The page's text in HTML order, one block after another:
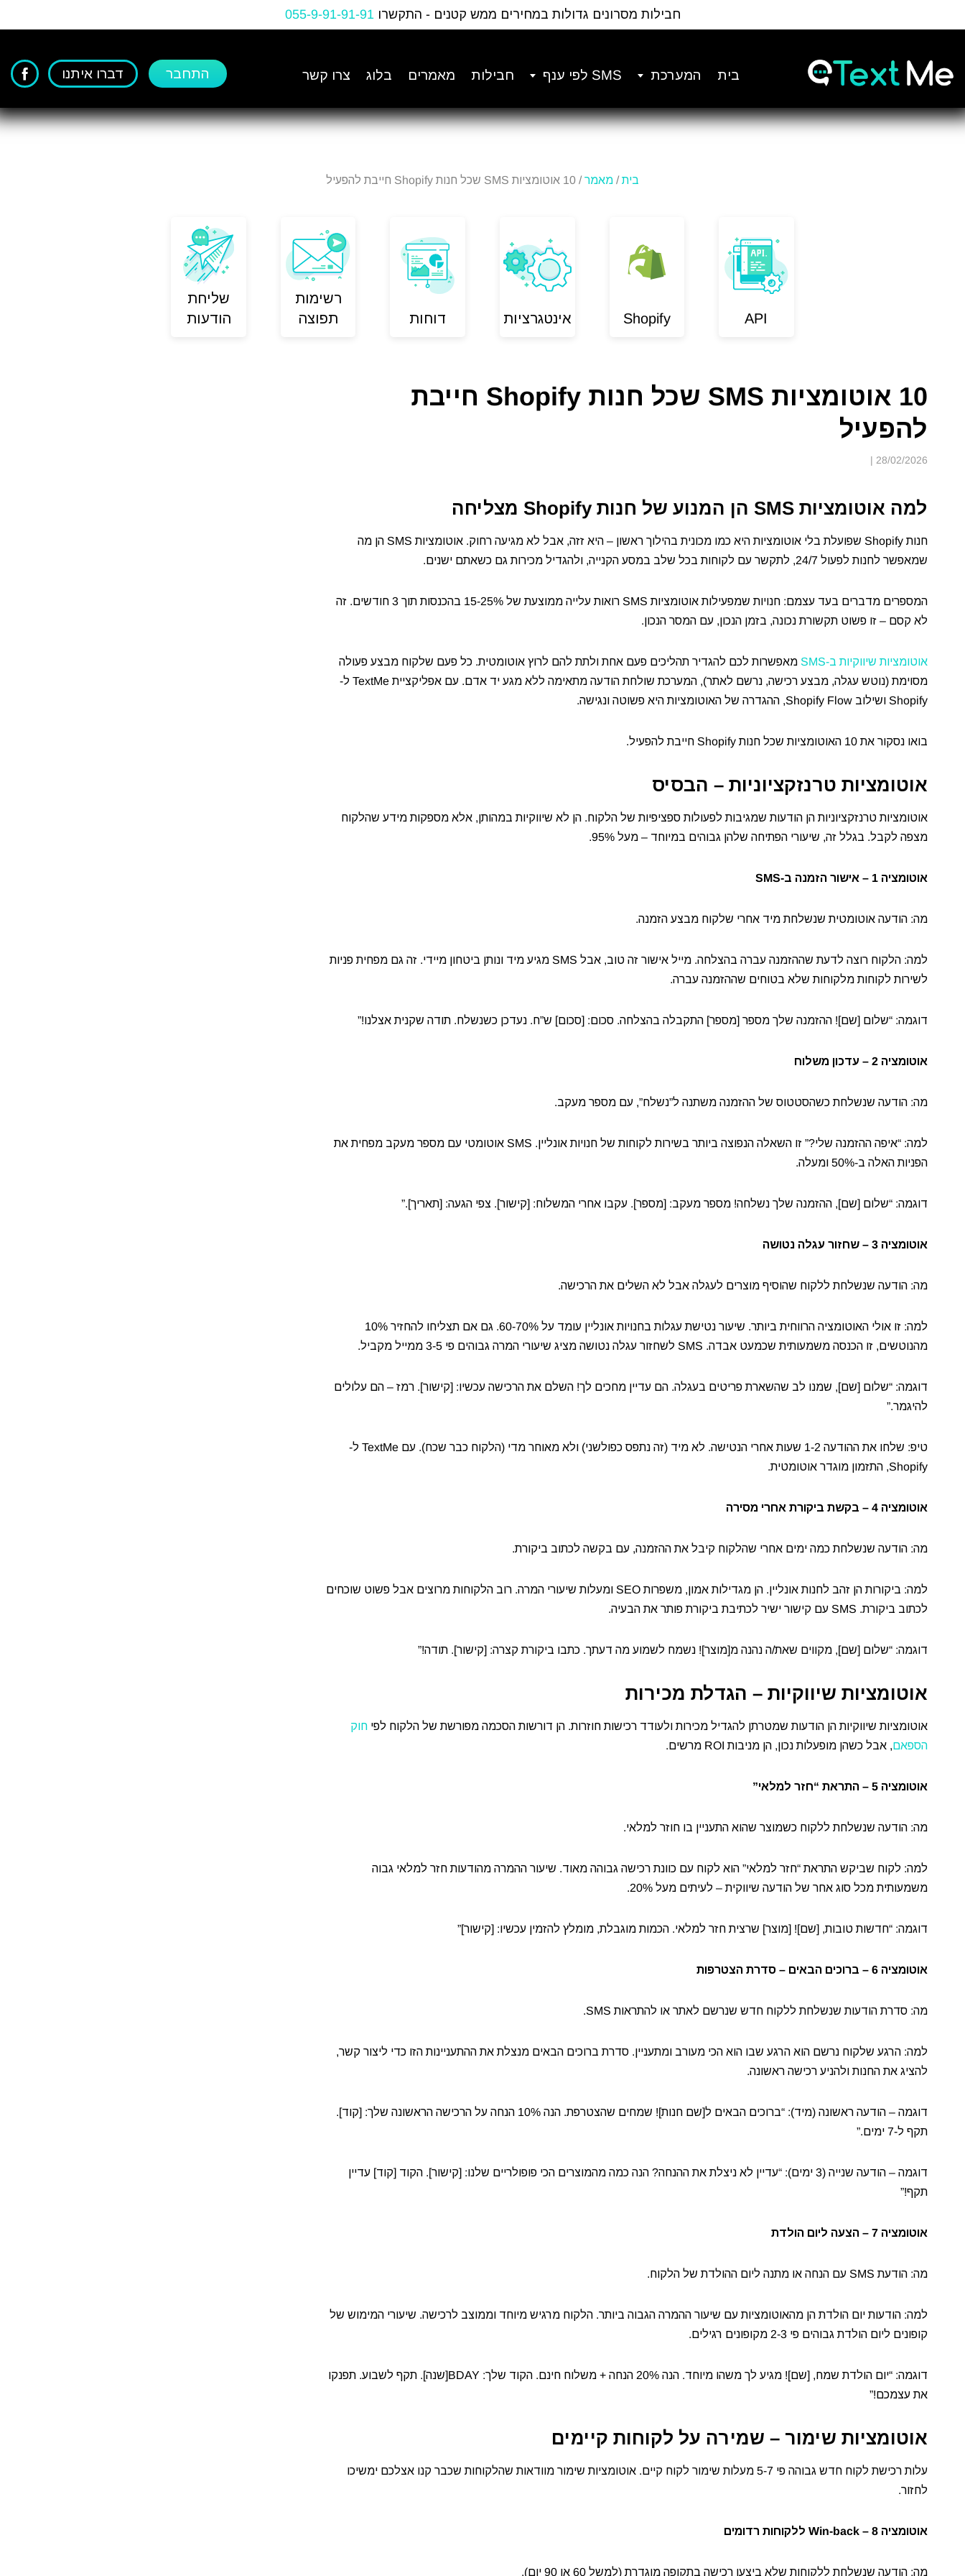
to
חבילות מסרונים גדולות במחירים ממש קטנים - התקשרו055-9-91-91-91
בית המערכת SMS לפי ענף חבילות מאמרים בלוג צרו קשר התחבר דברו איתנו
בית/ מאמר/ 10 אוטומציות SMS שכל חנות Shopify חייבת להפעיל
API
Shopify אינטגרציות דוחות
רשימות
תפוצה
שליחת
הודעות
10 אוטומציות SMS שכל חנות Shopify חייבת
להפעיל
28/02/2026
|
למה אוטומציות SMS הן המנוע של חנות Shopify מצליחה
חנות Shopify שפועלת בלי אוטומציות היא כמו מכונית בהילוך ראשון – היא זזה, אבל לא מגיעה רחוק. אוטומציות SMS הן מה
שמאפשר לחנות לפעול 24/7, לתקשר עם לקוחות בכל שלב במסע הקנייה, ולהגדיל מכירות גם כשאתם ישנים.
המספרים מדברים בעד עצמם: חנויות שמפעילות אוטומציות SMS רואות עלייה ממוצעת של 15-25% בהכנסות תוך 3 חודשים. זה
לא קסם – זו פשוט תקשורת נכונה, בזמן הנכון, עם המסר הנכון.
אוטומציות שיווקיות ב-SMS
מאפשרות לכם להגדיר תהליכים פעם אחת ולתת להם לרוץ אוטומטית. כל פעם שלקוח מבצע פעולה
מסוימת (נוטש עגלה, מבצע רכישה, נרשם לאתר), המערכת שולחת הודעה מתאימה ללא מגע יד אדם. עם אפליקציית TextMe ל-
Shopify ושילוב Shopify Flow, ההגדרה של האוטומציות היא פשוטה ונגישה.
בואו נסקור את 10 האוטומציות שכל חנות Shopify חייבת להפעיל.
אוטומציות טרנזקציוניות – הבסיס
אוטומציות טרנזקציוניות הן הודעות שמגיבות לפעולות ספציפיות של הלקוח. הן לא שיווקיות במהותן, אלא מספקות מידע שהלקוח
מצפה לקבל. בגלל זה, שיעורי הפתיחה שלהן גבוהים במיוחד – מעל 95%.
אוטומציה 1 – אישור הזמנה ב-SMS
מה: הודעה אוטומטית שנשלחת מיד אחרי שלקוח מבצע הזמנה.
למה: הלקוח רוצה לדעת שההזמנה עברה בהצלחה. מייל אישור זה טוב, אבל SMS מגיע מיד ונותן ביטחון מיידי. זה גם מפחית פניות
לשירות לקוחות מלקוחות שלא בטוחים שההזמנה עברה.
דוגמה: “שלום [שם]! ההזמנה שלך מספר [מספר] התקבלה בהצלחה. סכום: [סכום] ש”ח. נעדכן כשנשלח. תודה שקנית אצלנו!”
אוטומציה 2 – עדכון משלוח
מה: הודעה שנשלחת כשהסטטוס של ההזמנה משתנה ל”נשלח”, עם מספר מעקב.
למה: “איפה ההזמנה שלי?” זו השאלה הנפוצה ביותר בשירות לקוחות של חנויות אונליין. SMS אוטומטי עם מספר מעקב מפחית את
הפניות האלה ב-50% ומעלה.
דוגמה: “שלום [שם], ההזמנה שלך נשלחה! מספר מעקב: [מספר]. עקבו אחרי המשלוח: [קישור]. צפי הגעה: [תאריך].”
אוטומציה 3 – שחזור עגלה נטושה
מה: הודעה שנשלחת ללקוח שהוסיף מוצרים לעגלה אבל לא השלים את הרכישה.
למה: זו אולי האוטומציה הרווחית ביותר. שיעור נטישת עגלות בחנויות אונליין עומד על 60-70%. גם אם תצליחו להחזיר 10%
מהנוטשים, זו הכנסה משמעותית שכמעט אבדה. SMS לשחזור עגלה נטושה מציג שיעורי המרה גבוהים פי 3-5 ממייל מקביל.
דוגמה: “שלום [שם], שמנו לב שהשארת פריטים בעגלה. הם עדיין מחכים לך! השלם את הרכישה עכשיו: [קישור]. רמז – הם עלולים
להיגמר.”
טיפ: שלחו את ההודעה 1-2 שעות אחרי הנטישה. לא מיד (זה נתפס כפולשני) ולא מאוחר מדי (הלקוח כבר שכח). עם TextMe ל-
Shopify, התזמון מוגדר אוטומטית.
אוטומציה 4 – בקשת ביקורת אחרי מסירה
מה: הודעה שנשלחת כמה ימים אחרי שהלקוח קיבל את ההזמנה, עם בקשה לכתוב ביקורת.
למה: ביקורות הן זהב לחנות אונליין. הן מגדילות אמון, משפרות SEO ומעלות שיעורי המרה. רוב הלקוחות מרוצים אבל פשוט שוכחים
לכתוב ביקורת. SMS עם קישור ישיר לכתיבת ביקורת פותר את הבעיה.
דוגמה: “שלום [שם], מקווים שאת/ה נהנה מ[מוצר]! נשמח לשמוע מה דעתך. כתבו ביקורת קצרה: [קישור]. תודה!”
אוטומציות שיווקיות – הגדלת מכירות
אוטומציות שיווקיות הן הודעות שמטרתן להגדיל מכירות ולעודד רכישות חוזרות. הן דורשות הסכמה מפורשת של הלקוח לפי חוק
הספאם, אבל כשהן מופעלות נכון, הן מניבות ROI מרשים.
אוטומציה 5 – התראת “חזר למלאי”
מה: הודעה שנשלחת ללקוח כשמוצר שהוא התעניין בו חוזר למלאי.
למה: לקוח שביקש התראת “חזר למלאי” הוא לקוח עם כוונת רכישה גבוהה מאוד. שיעור ההמרה מהודעות חזר למלאי גבוה
משמעותית מכל סוג אחר של הודעה שיווקית – לעיתים מעל 20%.
דוגמה: “חדשות טובות, [שם]! [מוצר] שרצית חזר למלאי. הכמות מוגבלת, מומלץ להזמין עכשיו: [קישור]”
אוטומציה 6 – ברוכים הבאים – סדרת הצטרפות
מה: סדרת הודעות שנשלחת ללקוח חדש שנרשם לאתר או להתראות SMS.
למה: הרגע שלקוח נרשם הוא הרגע שבו הוא הכי מעורב ומתעניין. סדרת ברוכים הבאים מנצלת את ההתעניינות הזו כדי ליצור קשר,
להציג את החנות ולהניע רכישה ראשונה.
דוגמה – הודעה ראשונה (מיד): “ברוכים הבאים ל[שם חנות]! שמחים שהצטרפת. הנה 10% הנחה על הרכישה הראשונה שלך: [קוד].
תקף ל-7 ימים.”
דוגמה – הודעה שנייה (3 ימים): “עדיין לא ניצלת את ההנחה? הנה כמה מהמוצרים הכי פופולריים שלנו: [קישור]. הקוד [קוד] עדיין
תקף!”
אוטומציה 7 – הצעה ליום הולדת
מה: הודעת SMS עם הנחה או מתנה ליום ההולדת של הלקוח.
למה: הודעות יום הולדת הן מהאוטומציות עם שיעור ההמרה הגבוה ביותר. הלקוח מרגיש מיוחד וממוצב לרכישה. שיעורי המימוש של
קופונים ליום הולדת גבוהים פי 2-3 מקופונים רגילים.
דוגמה: “יום הולדת שמח, [שם]! מגיע לך משהו מיוחד. הנה 20% הנחה + משלוח חינם. הקוד שלך: BDAY[שנה]. תקף לשבוע. תפנקו
את עצמכם!”
אוטומציות שימור – שמירה על לקוחות קיימים
עלות רכישת לקוח חדש גבוהה פי 5-7 מעלות שימור לקוח קיים. אוטומציות שימור מוודאות שהלקוחות שכבר קנו אצלכם ימשיכו
לחזור.
אוטומציה 8 – Win-back ללקוחות רדומים
מה: הודעה שנשלחת ללקוחות שלא ביצעו רכישה בתקופה מוגדרת (למשל 60 או 90 יום).